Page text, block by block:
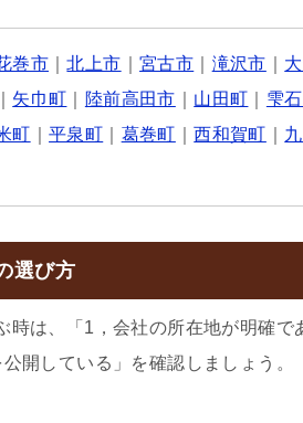
巻市 ｜北上市 ｜宮古市 滝沢市
矢巾町 陸前高田市 山田町 雫
町 ｜平泉町 葛巻町 ｜西和賀町
選び方
時は、「1，会社の所在地が明確
開している」を確認しましょう。